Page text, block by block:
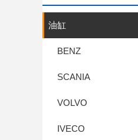
油缸
BENZ
SCANIA
VOLVO
IVECO